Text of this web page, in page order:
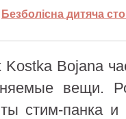
Безболісна дитяча
Kostka Bojana
вещи.
стим-панка